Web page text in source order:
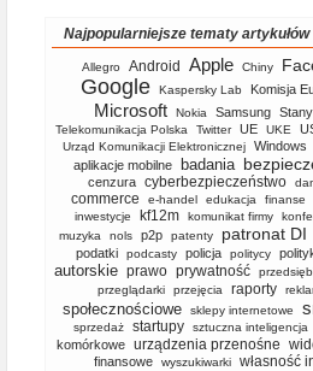
Najpopularniejsze tematy artykułów
Allegro Android Apple Chiny
Google Kaspersky Lab Komisja
Microsoft Nokia Samsung
Telekomunikacja Polska Twitter UE UKE
Urząd Komunikacji Elektronicznej Windows
aplikacje mobilne badania
cenzura cyberbezpieczeństwo
commerce
e-handel edukacja finanse
inwestycje kf12m komunikat firmy
muzyka nols p2p patenty patronat DI
podatki podcasty policja politycy
autorskie prawo prywatność
przeglądarki
przejęcia raporty
społecznościowe
sklepy internetowe
sprzedaż
startupy sztuczna inteligencja
komórkowe
urządzenia przenośne
finansowe
wyszukiwarki własność